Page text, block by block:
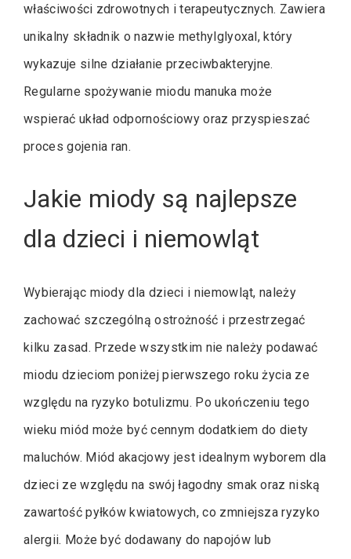
właściwości zdrowotnych i terapeutycznych. Zawiera
unikalny składnik o nazwie methylglyoxal, który
wykazuje silne działanie przeciwbakteryjne.
Regularne spożywanie miodu manuka może
wspierać układ odpornościowy oraz przyspieszać
proces gojenia ran.
Jakie miody są najlepsze
dla dzieci i niemowląt
Wybierając miody dla dzieci i niemowląt, należy
zachować szczególną ostrożność i przestrzegać
kilku zasad. Przede wszystkim nie należy podawać
miodu dzieciom poniżej pierwszego roku życia ze
względu na ryzyko botulizmu. Po ukończeniu tego
wieku miód może być cennym dodatkiem do diety
maluchów. Miód akacjowy jest idealnym wyborem dla
dzieci ze względu na swój łagodny smak oraz niską
zawartość pyłków kwiatowych, co zmniejsza ryzyko
alergii. Może być dodawany do napojów lub